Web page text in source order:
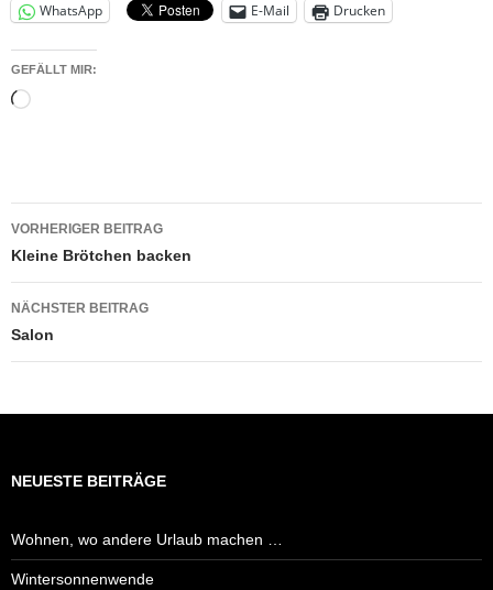
WhatsApp E-Mail Drucken
GEFÄLLT MIR:
Wird
Beitragsnavigation
VORHERIGER BEITRAG
Kleine Brötchen backen
NÄCHSTER BEITRAG
Salon
NEUESTE BEITRÄGE
Wohnen, wo andere Urlaub machen …
Wintersonnenwende